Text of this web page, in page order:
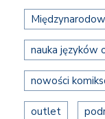
nauka języków
nowości
outlet